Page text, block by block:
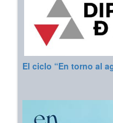
El ciclo “En torno al